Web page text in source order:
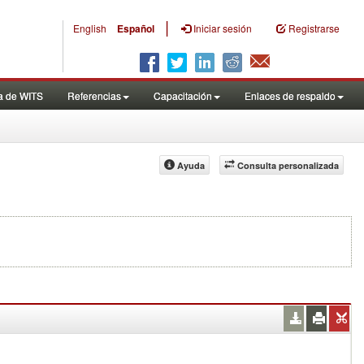
English Español | Iniciar sesión Registrarse
de WITS Referencias Capacitación Enlaces de respaldo
Consulta personalizada
Ayuda